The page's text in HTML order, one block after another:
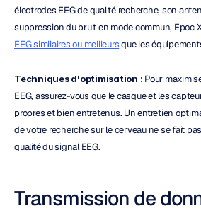
électrodes EEG de qualité recherche, son
suppression du bruit en mode commun, Epoc
EEG similaires ou meilleurs que les
Techniques d'optimisation : Pour
EEG, assurez-vous que le casque et les
propres et bien entretenus. Un entretien
de votre recherche sur le cerveau ne se fait
qualité du signal EEG.
Transmission de